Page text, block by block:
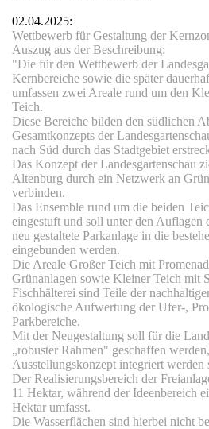
02.04.2025:
Wettbewerb für Gestaltung der
Auszug aus der Beschreibung:
"Die für den Wettbewerb der
Kernbereiche sowie die später
umfassen zwei Areale rund um den
Teich.
Diese Bereiche bilden den südlichen
Gesamtkonzepts der
nach Süd durch das Stadtgebiet
Das Konzept der Landesgartenschau
Altenburg durch ein Netzwerk an
verbinden.
Das Ensemble rund um die beiden
eingestuft und soll unter den Auflagen
neu gestaltete Parkanlage in die
eingebunden werden.
Die Areale Großer Teich mit
Grünanlagen sowie Kleiner Teich mit
Fischhälterei sind Teile der
ökologische Aufwertung der Ufer-,
Parkbereiche.
Mit der Neugestaltung soll für die
„robuster Rahmen" geschaffen
Ausstellungskonzept integriert werden
Der Realisierungsbereich der
11 Hektar, während der Ideenbereich
Hektar umfasst.
Die Wasserflächen sind hierbei nicht